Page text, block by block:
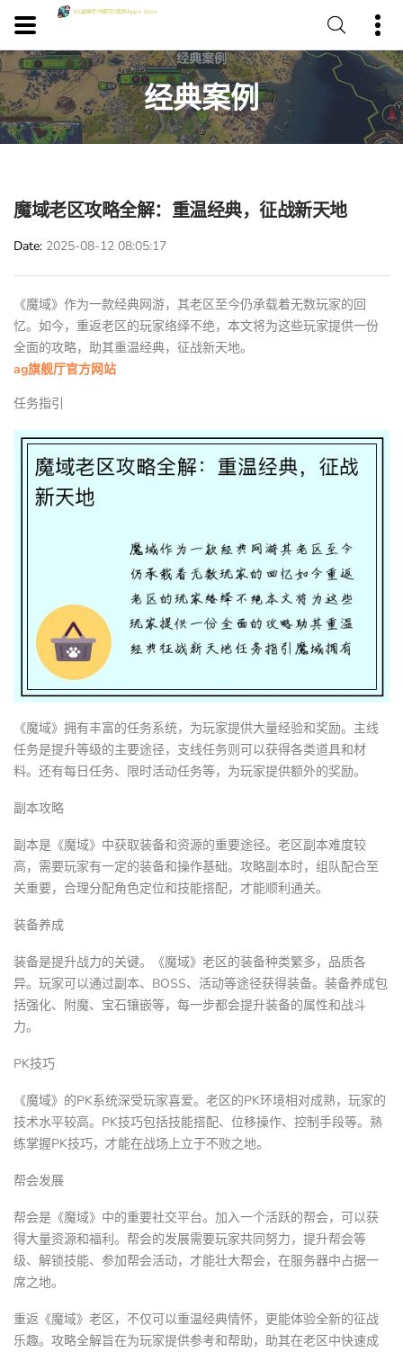
经典案例
魔域老区攻略全解：重温经典，征战新天地
Date 2025-08-12 08:05:17
《魔域》作为一款经典网游，其老区至今仍承载着无数玩家的回
忆。如今，重返老区的玩家络绎不绝，本文将为这些玩家提供一份
全面的攻略，助其重温经典，征战新天地。
ag旗舰厅官方网站
任务指引
《魔域》拥有丰富的任务系统，为玩家提供大量经验和奖励。主线
任务是提升等级的主要途径，支线任务则可以获得各类道具和材
料。还有每日任务、限时活动任务等，为玩家提供额外的奖励。
副本攻略
副本是《魔域》中获取装备和资源的重要途径。老区副本难度较
高，需要玩家有一定的装备和操作基础。攻略副本时，组队配合至
关重要，合理分配角色定位和技能搭配，才能顺利通关。
装备养成
装备是提升战力的关键。《魔域》老区的装备种类繁多，品质各
异。玩家可以通过副本、BOSS、活动等途径获得装备。装备养成包
括强化、附魔、宝石镶嵌等，每一步都会提升装备的属性和战斗
力。
PK技巧
《魔域》的PK系统深受玩家喜爱。老区的PK环境相对成熟，玩家的
技术水平较高。PK技巧包括技能搭配、位移操作、控制手段等。熟
练掌握PK技巧，才能在战场上立于不败之地。
帮会发展
帮会是《魔域》中的重要社交平台。加入一个活跃的帮会，可以获
得大量资源和福利。帮会的发展需要玩家共同努力，提升帮会等
级、解锁技能、参加帮会活动，才能壮大帮会，在服务器中占据一
席之地。
重返《魔域》老区，不仅可以重温经典情怀，更能体验全新的征战
乐趣。攻略全解旨在为玩家提供参考和帮助，助其在老区中快速成